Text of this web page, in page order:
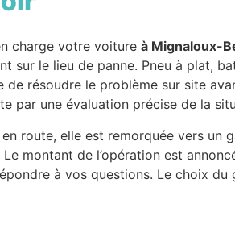
charge votre voiture à Mignaloux-
sur le lieu de panne. Pneu à plat,
résoudre le problème sur site
par une évaluation précise de la
route, elle est remorquée vers un
montant de l’opération est
à vos questions. Le choix du